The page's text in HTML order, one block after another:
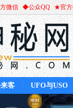
微信 ◆公众QQ ★官方
客 UFO与USO